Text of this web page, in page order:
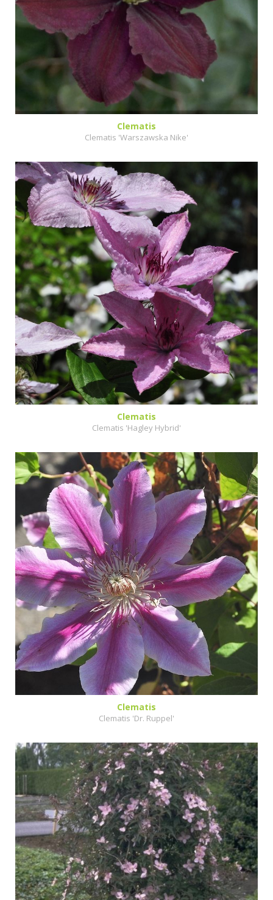
Clematis
Clematis 'Warszawska Nike'
Clematis
Clematis 'Hagley Hybrid'
Clematis
Clematis 'Dr. Ruppel'